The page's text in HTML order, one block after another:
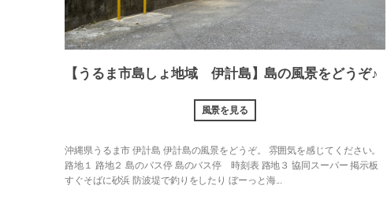
【うるま市島しょ地域 伊計島】島の風景をどうぞ♪
風景を見る
沖縄県うるま市 伊計島 伊計島の風景をどうぞ。 雰囲気を感じてください。
路地１ 路地２ 島のバス停 島のバス停 時刻表 路地３ 協同スーパー 掲示板
すぐそばに砂浜 防波堤で釣りをしたり ぼーっと海...